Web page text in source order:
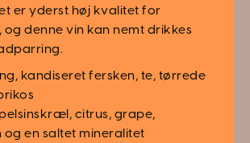
er yderst høj kvalitet for
og denne vin kan nemt drikkes
kandiseret fersken, te, tørrede
citrus, grape,
en saltet mineralitet